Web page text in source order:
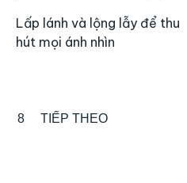
Lấp lánh và lộng lẫy để thu
hút mọi ánh nhìn
8 TIẾP THEO